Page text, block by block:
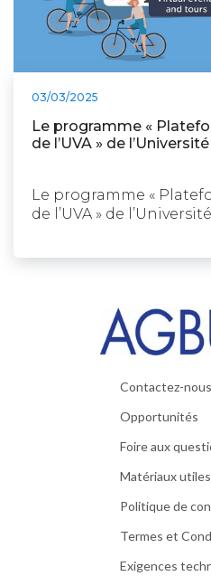
03/03/2025
Le programme «
de l’UVA » de
Le programme «
de l’UVA » de
Contactez-
Opportunités
Foire aux
Matériaux utiles
Politique de
Termes et
Exigences